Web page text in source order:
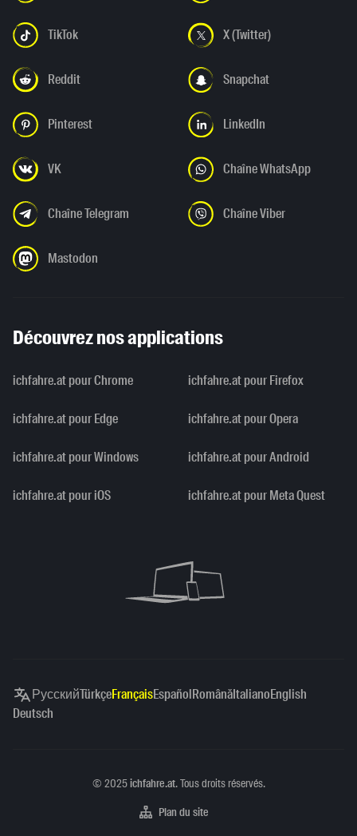
TikTok X (Twitter)
Reddit Snapchat
Pinterest LinkedIn
VK Chaîne WhatsApp
Chaîne Telegram Chaîne Viber
Mastodon
Découvrez nos applications
ichfahre.at pour Chrome ichfahre.at pour Firefox
ichfahre.at pour Edge ichfahre.at pour Opera
ichfahre.at pour Windows ichfahre.at pour Android
ichfahre.at pour iOS ichfahre.at pour Meta Quest
РусскийTürkçeFrançaisEspañolRomânăItalianoEnglish
Deutsch
Copyright
© 2025ichfahre.at. Tous droits réservés.
Plan du site